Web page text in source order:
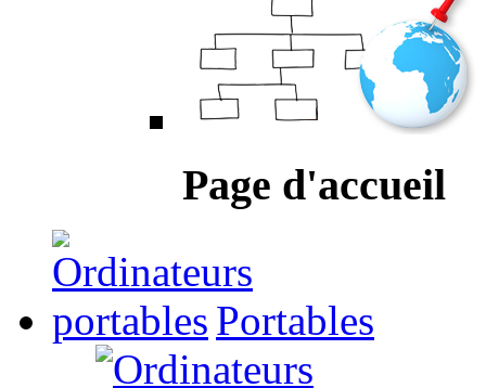
Page d'accueil
Portables